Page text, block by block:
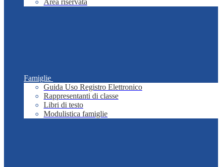
Area riservata
Famiglie
Guida Uso Registro Elettronico
Rappresentanti di classe
Libri di testo
Modulistica famiglie